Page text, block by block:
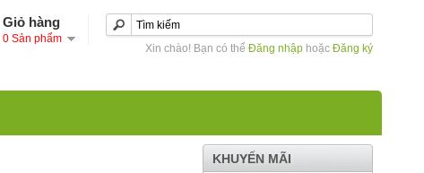
Giỏ hàng
0 Sản phẩm
Xin chào! Bạn có thể Đăng nhập hoặc Đăng ký
KHUYẾN MÃI